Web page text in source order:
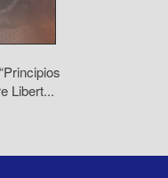
Libert...